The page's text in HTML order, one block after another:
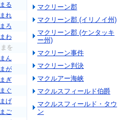
まる
まれ
まろ
まわ
まを
まん
まが
まぎ
まぐ
まげ
まご
マクリーン郡
マクリーン郡 (イリノイ州)
マクリーン郡 (ケンタッキ
ー州)
マクリーン事件
マクリーン判決
マクルアー海峡
マクルスフィールド伯爵
マクルスフィールド・タウ
ン